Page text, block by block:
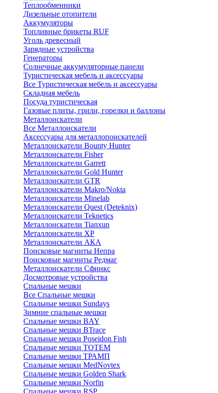
Теплообменники
Дизельные отопители
Аккумуляторы
Топливные брикеты RUF
Уголь древесный
Зарядные устройства
Генераторы
Солнечные аккумуляторные панели
Туристическая мебель и аксессуары
Все Туристическая мебель и аксессуары
Складная мебель
Посуда туристическая
Газовые плиты, грили, горелки и баллоны
Металлоискатели
Все Металлоискатели
Аксессуары для металлопоискателей
Металлоискатели Bounty Hunter
Металлоискатели Fisher
Металлоискатели Garrett
Металлоискатели Gold Hunter
Металлоискатели GTR
Металлоискатели Makro/Nokta
Металлоискатели Minelab
Металлоискатели Quest (Deteknix)
Металлоискатели Teknetics
Металлоискатели Tianxun
Металлоискатели XP
Металлоискатели АКА
Поисковые магниты Непра
Поисковые магниты Редмаг
Металлоискатели Сфинкс
Досмотровые устройства
Спальные мешки
Все Спальные мешки
Спальные мешки Sundays
Зимние спальные мешки
Спальные мешки BAY
Спальные мешки BTrace
Спальные мешки Poseidon Fish
Спальные мешки ТОТЕМ
Спальные мешки ТРАМП
Cпальные мешки MedNovtex
Спальные мешки Golden Shark
Спальные мешки Norfin
Спальные мешки RSP